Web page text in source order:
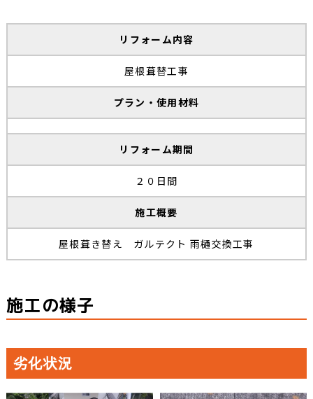
リフォーム内容
屋根葺替工事
プラン・使用材料
リフォーム期間
２０日間
施工概要
屋根葺き替え ガルテクト 雨樋交換工事
施工の様子
劣化状況